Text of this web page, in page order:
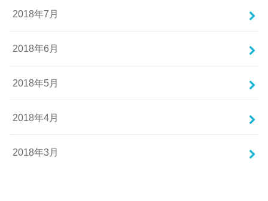
2018年7月
2018年6月
2018年5月
2018年4月
2018年3月